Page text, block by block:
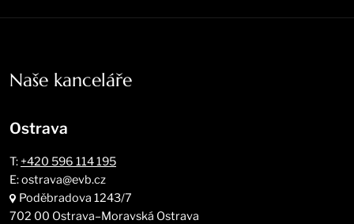
Naše kanceláře
Ostrava
T: +420 596 114 195
E: ostrava@evb.cz
Poděbradova 1243/7
702 00 Ostrava–Moravská Ostrava